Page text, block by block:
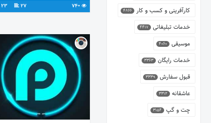
740
27
23 کارآفرینی و کسب و کار 4866
خدمات تبلیغاتی 4417
موسیقی 4060
خدمات رایگان 3363
قبول سفارش 3339
عاشقانه 3312
چت و گپ 3154